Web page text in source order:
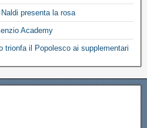
presenta la rosa
Academy
trionfa il Popolesco ai supplementari